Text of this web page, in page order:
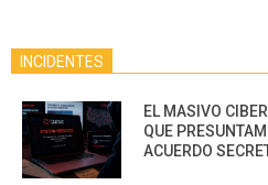
INCIDENTES
EL MASIVO
QUE
ACUERDO